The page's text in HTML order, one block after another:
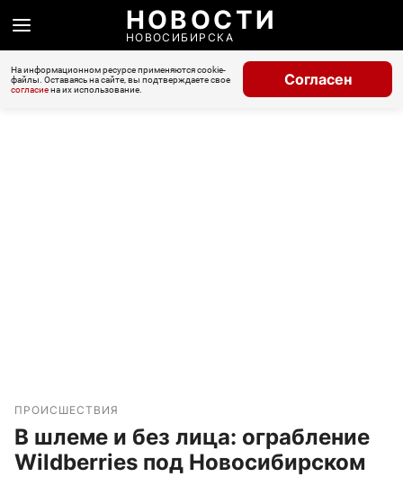
НОВОСТИ
НОВОСИБИРСКА
На информационном ресурсе применяются cookie-
файлы. Оставаясь на сайте, вы подтверждаете свое
согласиена их использование.
Согласен
ПРОИСШЕСТВИЯ
В шлеме и без лица: ограбление
Wildberries под Новосибирском